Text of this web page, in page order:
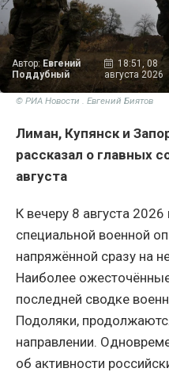
Автор:Евгений
Поддубный
18:51, 08
августа 2026
© РИА Новости . Евгений Биятов
Лиман, Купянск и
рассказал о главных
августа
К вечеру 8 августа
специальной военной
напряжённой сразу на
Наиболее
последней сводке
Подоляки,
направлении.
об активности